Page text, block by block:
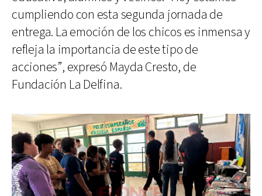
cumpliendo con esta segunda jornada de
entrega. La emoción de los chicos es inmensa y
refleja la importancia de este tipo de
acciones”, expresó Mayda Cresto, de
Fundación La Delfina.